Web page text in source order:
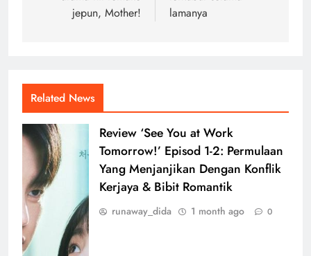
jepun, Mother!
lamanya
Related News
Review ‘See You at Work
Tomorrow!’ Episod 1-2: Permulaan
Yang Menjanjikan Dengan Konflik
Kerjaya & Bibit Romantik
runaway_dida 1 month ago 0